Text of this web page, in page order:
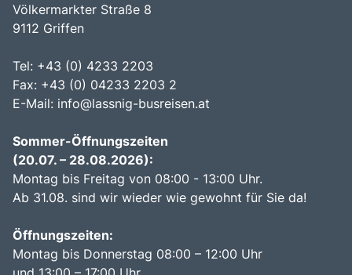
Völkermarkter Straße 8
9112 Griffen
Tel: +43 (0) 4233 2203
Fax: +43 (0) 04233 2203 2
E-Mail: info@lassnig-busreisen.at
Sommer-Öffnungszeiten
(20.07. – 28.08.2026):
Montag bis Freitag von 08:00 - 13:00 Uhr.
Ab 31.08. sind wir wieder wie gewohnt für Sie da!
Öffnungszeiten:
Montag bis Donnerstag 08:00 – 12:00 Uhr